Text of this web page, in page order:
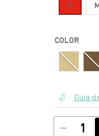
S
COLOR
Guía
－